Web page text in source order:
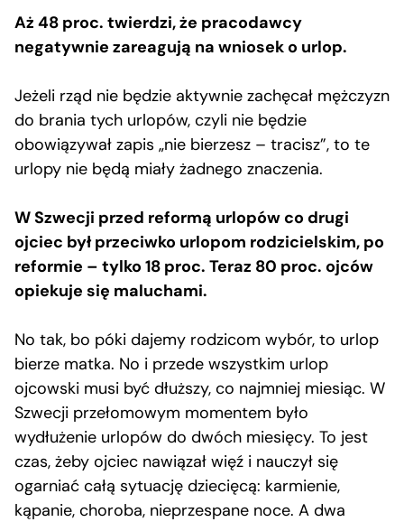
Aż 48 proc. twierdzi, że pracodawcy
negatywnie zareagują na wniosek o urlop.
Jeżeli rząd nie będzie aktywnie zachęcał mężczyzn
do brania tych urlopów, czyli nie będzie
obowiązywał zapis „nie bierzesz – tracisz”, to te
urlopy nie będą miały żadnego znaczenia.
W Szwecji przed reformą urlopów co drugi
ojciec był przeciwko urlopom rodzicielskim, po
reformie – tylko 18 proc. Teraz 80 proc. ojców
opiekuje się maluchami.
No tak, bo póki dajemy rodzicom wybór, to urlop
bierze matka. No i przede wszystkim urlop
ojcowski musi być dłuższy, co najmniej miesiąc. W
Szwecji przełomowym momentem było
wydłużenie urlopów do dwóch miesięcy. To jest
czas, żeby ojciec nawiązał więź i nauczył się
ogarniać całą sytuację dziecięcą: karmienie,
kąpanie, choroba, nieprzespane noce. A dwa